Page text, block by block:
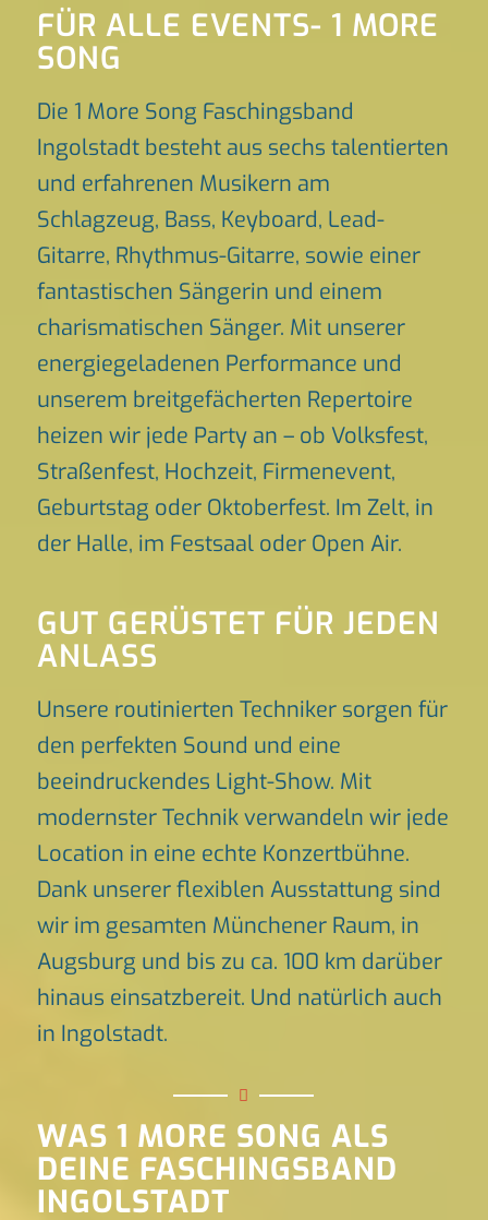
FÜR ALLE EVENTS- 1 MORE
SONG
Die 1 More Song Faschingsband
Ingolstadt besteht aus sechs talentierten
und erfahrenen Musikern am
Schlagzeug, Bass, Keyboard, Lead-
Gitarre, Rhythmus-Gitarre, sowie einer
fantastischen Sängerin und einem
charismatischen Sänger. Mit unserer
energiegeladenen Performance und
unserem breitgefächerten Repertoire
heizen wir jede Party an – ob Volksfest,
Straßenfest, Hochzeit, Firmenevent,
Geburtstag oder Oktoberfest. Im Zelt, in
der Halle, im Festsaal oder Open Air.
GUT GERÜSTET FÜR JEDEN
ANLASS
Unsere routinierten Techniker sorgen für
den perfekten Sound und eine
beeindruckendes Light-Show. Mit
modernster Technik verwandeln wir jede
Location in eine echte Konzertbühne.
Dank unserer flexiblen Ausstattung sind
wir im gesamten Münchener Raum, in
Augsburg und bis zu ca. 100 km darüber
hinaus einsatzbereit. Und natürlich auch
in Ingolstadt.
WAS 1 MORE SONG ALS
DEINE FASCHINGSBAND
INGOLSTADT